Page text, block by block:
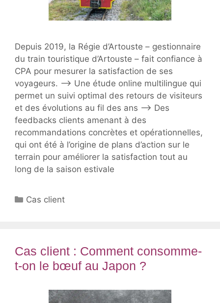
Depuis 2019, la Régie d’Artouste – gestionnaire
du train touristique d’Artouste – fait confiance à
CPA pour mesurer la satisfaction de ses
voyageurs. –> Une étude online multilingue qui
permet un suivi optimal des retours de visiteurs
et des évolutions au fil des ans –> Des
feedbacks clients amenant à des
recommandations concrètes et opérationnelles,
qui ont été à l’origine de plans d’action sur le
terrain pour améliorer la satisfaction tout au
long de la saison estivale
Catégories
Cas client
Cas client : Comment consomme-
t-on le bœuf au Japon ?